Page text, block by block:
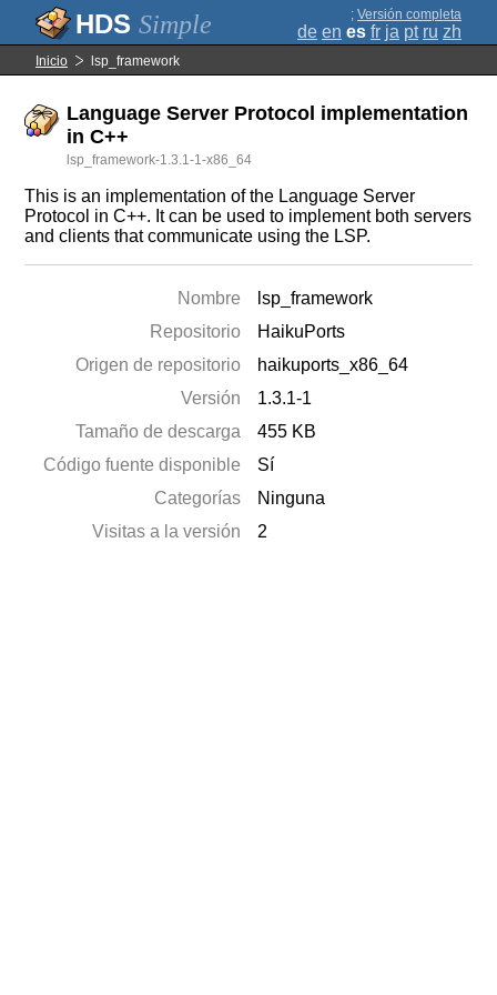
Simple ; Versión completa
de en es fr ja pt ru zh
Inicio lsp_framework
Language Server Protocol implementation
in C++
lsp_framework-1.3.1-1-x86_64
This is an implementation of the Language Server
Protocol in C++. It can be used to implement both servers
and clients that communicate using the LSP.
Nombre
lsp_framework
Repositorio
HaikuPorts
Origen de repositorio
haikuports_x86_64
Versión
1.3.1-1
Tamaño de descarga
455 KB
Código fuente disponible
Sí
Categorías
Ninguna
Visitas a la versión
2